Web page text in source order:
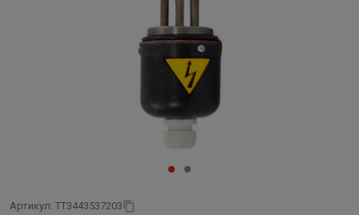
Артикул: ТТ3443537203